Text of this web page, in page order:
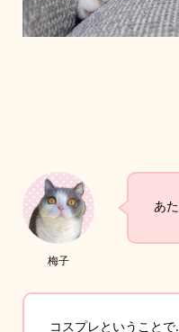
梅子
あ
コスプレということ